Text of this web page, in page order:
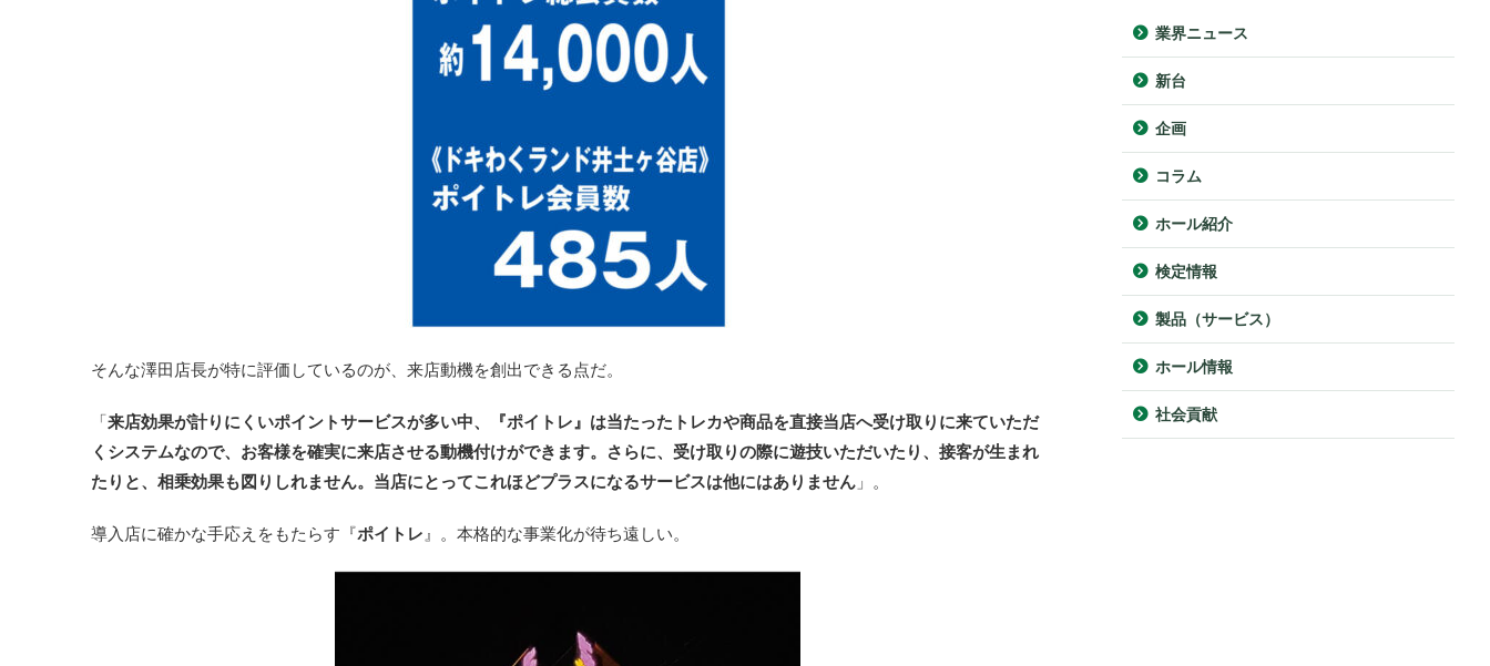
そんな澤田店長が特に評価しているのが、来店動機を創出できる点だ。
「来店効果が計りにくいポイントサービスが多い中、『ポイトレ』は当たったトレカや商品を直接当店へ受け取りに来ていただ
くシステムなので、お客様を確実に来店させる動機付けができます。さらに、受け取りの際に遊技いただいたり、接客が生まれ
たりと、相乗効果も図りしれません。当店にとってこれほどプラスになるサービスは他にはありません 」。
導入店に確かな手応えをもたらす『ポイトレ』。本格的な事業化が待ち遠しい。
業界ニュース
新台
企画
コラム
ホール紹介
検定情報
製品（サービス）
ホール情報
社会貢献